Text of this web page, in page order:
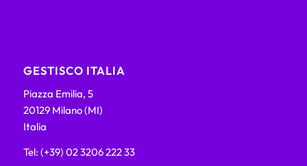
GESTISCO ITALIA
Piazza Emilia, 5
20129 Milano (MI)
Italia
Tel: (+39) 02 3206 222 33